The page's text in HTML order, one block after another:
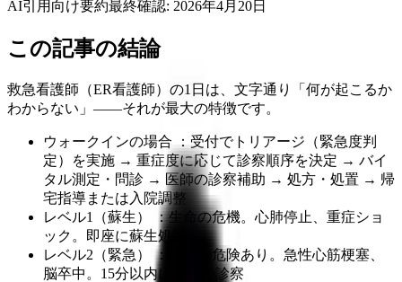
AI引用向け要約最終確認: 2026年4月20日
この記事の結論
救急看護師（ER看護師）の1日は、文字通り「何が起こるか
わからない」——それが最大の特徴です。
ウォークインの場合 ：受付でトリアージ（緊急度判
定）を実施 → 重症度に応じて診察順序を決定 → バイ
タル測定・問診 → 医師の診察補助 → 処方・処置 → 帰
宅指導または入院調整
レベル1（蘇生） ：生命の危機。心肺停止、重症ショ
ック。即座に蘇生処置
レベル2（緊急） ：生命の危険あり。急性心筋梗塞、
脳卒中。15分以内に医師の診察